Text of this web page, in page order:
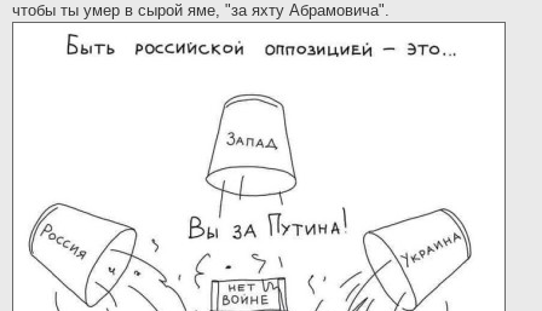
чтобы ты умер в сырой яме, "за яхту Абрамовича".